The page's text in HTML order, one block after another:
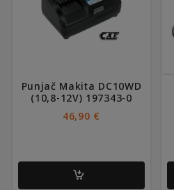
Punjač Makita DC10WD
(10,8-12V) 197343-0
46,90 €